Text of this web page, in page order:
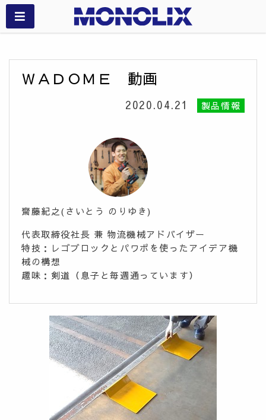
ＷＡＤＯＭＥ 動画
2020.04.21 製品情報
齋藤紀之(さいとう のりゆき)
代表取締役社長 兼 物流機械アドバイザー
特技：レゴブロックとパワポを使ったアイデア機
械の構想
趣味：剣道（息子と毎週通っています）